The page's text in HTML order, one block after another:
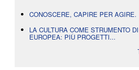
CONOSCERE, CAPIRE PER AGIRE.
LA CULTURA COME STRUMENTO
EUROPEA: PIÙ PROGETTI...